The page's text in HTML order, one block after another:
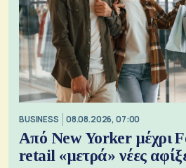
BUSINESS 08.08.2026, 07:00
Από New Yorker μέχρι
retail «μετρά» νέες